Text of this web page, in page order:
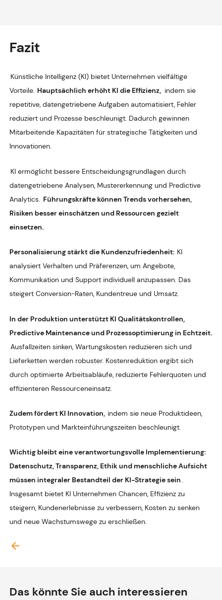
Fazit
Künstliche Intelligenz (KI) bietet Unternehmen vielfältige
Vorteile. Hauptsächlich erhöht KI die Effizienz, indem sie
repetitive, datengetriebene Aufgaben automatisiert, Fehler
reduziert und Prozesse beschleunigt. Dadurch gewinnen
Mitarbeitende Kapazitäten für strategische Tätigkeiten und
Innovationen.
KI ermöglicht bessere Entscheidungsgrundlagen durch
datengetriebene Analysen, Mustererkennung und Predictive
Analytics. Führungskräfte können Trends vorhersehen,
Risiken besser einschätzen und Ressourcen gezielt
einsetzen.
Personalisierung stärkt die Kundenzufriedenheit: KI
analysiert Verhalten und Präferenzen, um Angebote,
Kommunikation und Support individuell anzupassen. Das
steigert Conversion-Raten, Kundentreue und Umsatz.
In der Produktion unterstützt KI Qualitätskontrollen,
Predictive Maintenance und Prozessoptimierung in Echtzeit.
Ausfallzeiten sinken, Wartungskosten reduzieren sich und
Lieferketten werden robuster. Kostenreduktion ergibt sich
durch optimierte Arbeitsabläufe, reduzierte Fehlerquoten und
effizienteren Ressourceneinsatz.
Zudem fördert KI Innovation, indem sie neue Produktideen,
Prototypen und Markteinführungszeiten beschleunigt.
Wichtig bleibt eine verantwortungsvolle Implementierung:
Datenschutz, Transparenz, Ethik und menschliche Aufsicht
müssen integraler Bestandteil der KI-Strategie sein.
Insgesamt bietet KI Unternehmen Chancen, Effizienz zu
steigern, Kundenerlebnisse zu verbessern, Kosten zu senken
und neue Wachstumswege zu erschließen.
arrow_back
Das könnte Sie auch interessieren